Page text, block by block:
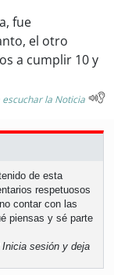
fue
el otro
a cumplir 10 y
escuchar la Noticia
de esta
respetuosos
contar con las
piensas y sé parte
Inicia sesión y deja